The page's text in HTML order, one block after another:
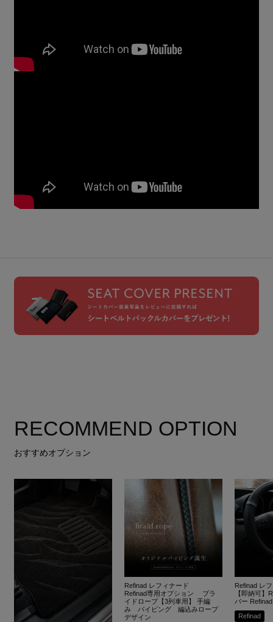
RECOMMEND OPTION
おすすめオプション
Refinad レフィナード
Refinad専用オプション ブラ
イドロープ【3列車用】 手編
み パイピング 編込みロープ
デザイン
Refinad レ
【即納可】
バー
Refinad